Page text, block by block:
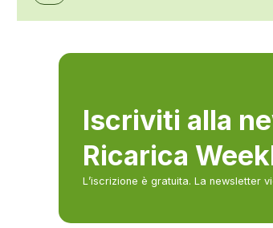
Iscriviti alla
Ricarica
L’iscrizione è gratuita. La newsletter